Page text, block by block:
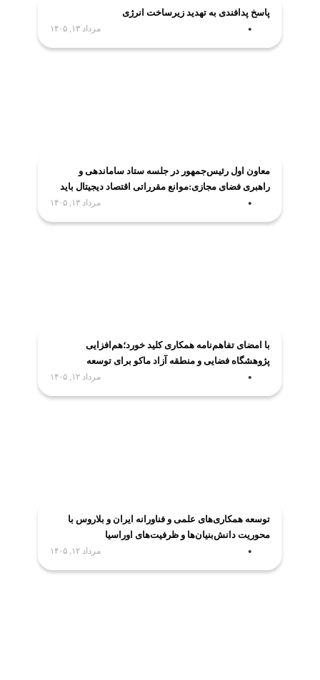
پاسخ پدافندی به تهدید زیرساخت انرژی
مرداد ۱۳, ۱۴۰۵
معاون اول رئیس‌جمهور در جلسه ستاد ساماندهی و
راهبری فضای مجازی:موانع مقرراتی اقتصاد دیجیتال باید
برطرف شود
مرداد ۱۳, ۱۴۰۵
با امضای تفاهم‌نامه همکاری کلید خورد؛هم‌افزایی
پژوهشگاه فضایی و منطقه آزاد ماکو برای توسعه
کاربردهای فناوری فضایی
مرداد ۱۲, ۱۴۰۵
توسعه همکاری‌های علمی و فناورانه ایران و بلاروس با
محوریت دانش‌بنیان‌ها و ظرفیت‌های اوراسیا
مرداد ۱۲, ۱۴۰۵